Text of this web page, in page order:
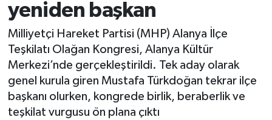
yeniden başkan
Milliyetçi Hareket Partisi (MHP) Alanya İlçe
Teşkilatı Olağan Kongresi, Alanya Kültür
Merkezi’nde gerçekleştirildi. Tek aday olarak
genel kurula giren Mustafa Türkdoğan tekrar ilçe
başkanı olurken, kongrede birlik, beraberlik ve
teşkilat vurgusu ön plana çıktı
Resmi İlanlar
Alanyaspor
Turizm
E-Gazete
Süper Lig Puan Durumu ve Fikstür
Tüm Manşetler
Son Dakika Haberleri
Haber Arşivi